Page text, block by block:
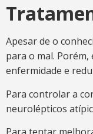
Apesar de o
para o mal.
enfermidade e
Para controlar a
neurolépticos